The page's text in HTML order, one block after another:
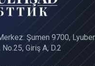
Şumen 9700,
No.25, Giriş A, D.2